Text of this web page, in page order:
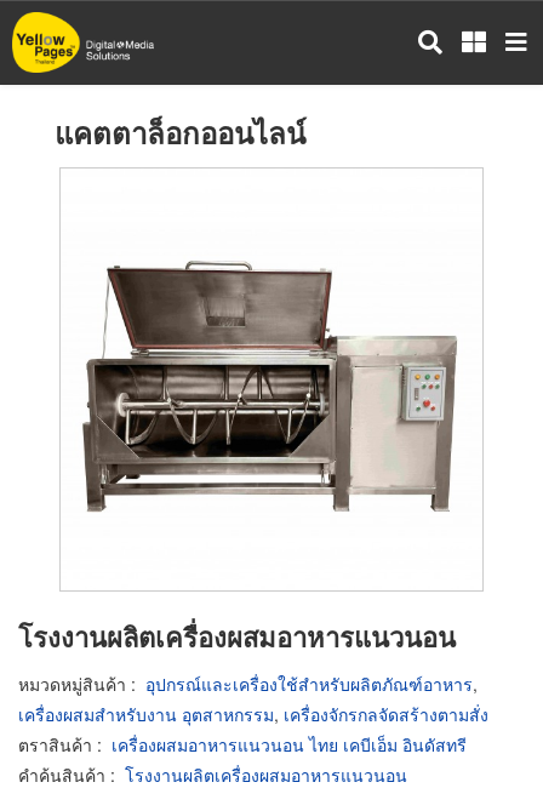
ข้าม
ไป
แคตตาล็อกออนไลน์
โรงงานผลิตเครื่องผสมอาหารแนวนอน
หมวดหมู่สินค้า : อุปกรณ์และเครื่องใช้สำหรับผลิตภัณฑ์อาหาร,
เครื่องผสมสำหรับงาน อุตสาหกรรม, เครื่องจักรกลจัดสร้างตามสั่ง
ตราสินค้า : เครื่องผสมอาหารแนวนอน ไทย เคบีเอ็ม อินดัสทรี
คำค้นสินค้า : โรงงานผลิตเครื่องผสมอาหารแนวนอน